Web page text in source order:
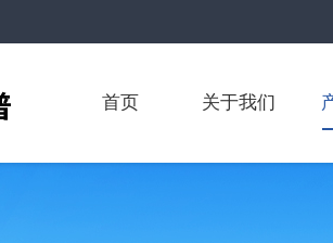
首页 关于我们